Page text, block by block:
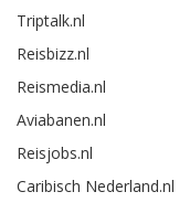
Triptalk.nl
Reisbizz.nl
Reismedia.nl
Aviabanen.nl
Reisjobs.nl
Caribisch Nederland.nl